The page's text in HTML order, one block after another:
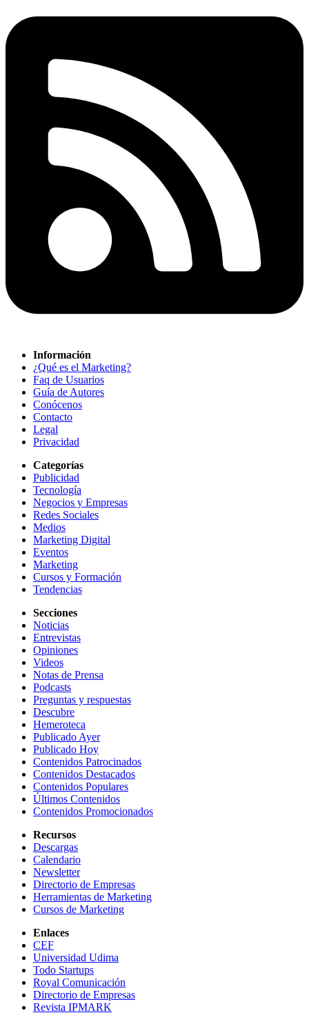
Información
¿Qué es el Marketing?
Faq de Usuarios
Guía de Autores
Conócenos
Contacto
Legal
Privacidad
Categorías
Publicidad
Tecnología
Negocios y Empresas
Redes Sociales
Medios
Marketing Digital
Eventos
Marketing
Cursos y Formación
Tendencias
Secciones
Noticias
Entrevistas
Opiniones
Videos
Notas de Prensa
Podcasts
Preguntas y respuestas
Descubre
Hemeroteca
Publicado Ayer
Publicado Hoy
Contenidos Patrocinados
Contenidos Destacados
Contenidos Populares
Últimos Contenidos
Contenidos Promocionados
Recursos
Descargas
Calendario
Newsletter
Directorio de Empresas
Herramientas de Marketing
Cursos de Marketing
Enlaces
CEF
Universidad Udima
Todo Startups
Royal Comunicación
Directorio de Empresas
Revista IPMARK